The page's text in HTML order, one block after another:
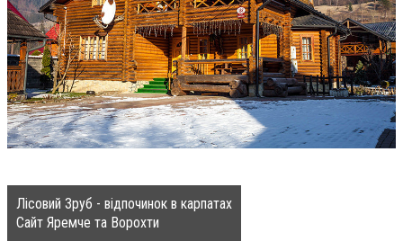
Лісовий Зруб - відпочинок в карпатах
Сайт Яремче та Ворохти